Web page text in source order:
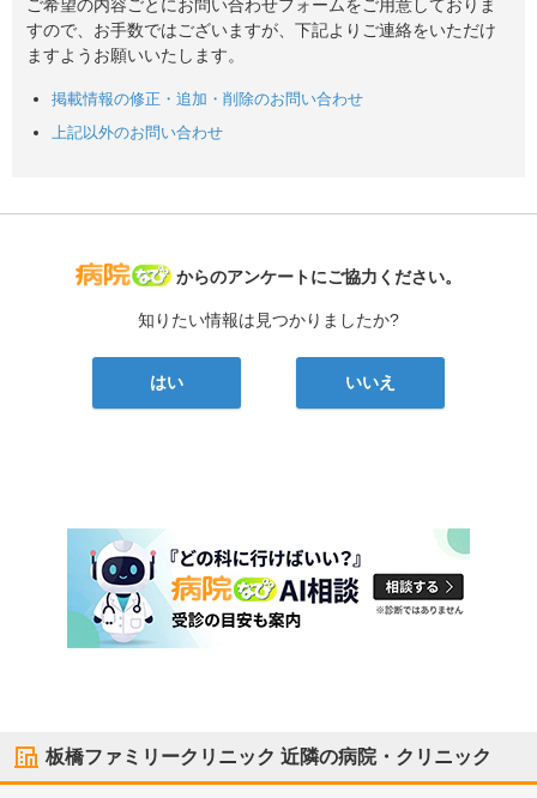
ご希望の内容ごとにお問い合わせフォームをご用意しておりま
すので、お手数ではございますが、下記よりご連絡をいただけ
ますようお願いいたします。
掲載情報の修正・追加・削除のお問い合わせ
上記以外のお問い合わせ
病院なび
からのアンケートにご協力ください。
知りたい情報は見つかりましたか?
はい いいえ
板橋ファミリークリニック 近隣の病院・クリニック